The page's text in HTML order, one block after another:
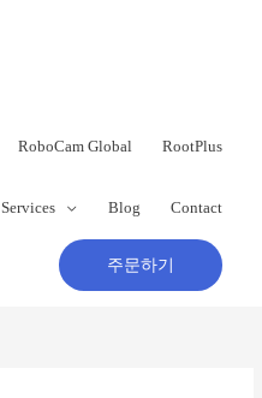
RoboCam Global RootPlus
Services Blog Contact
주문하기